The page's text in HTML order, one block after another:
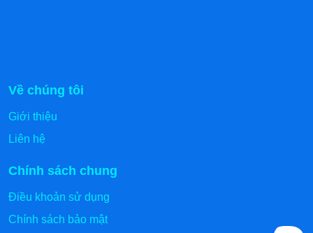
Về chúng tôi
Giới thiệu
Liên hệ
Chính sách chung
Điều khoản sử dụng
Chính sách bảo mật